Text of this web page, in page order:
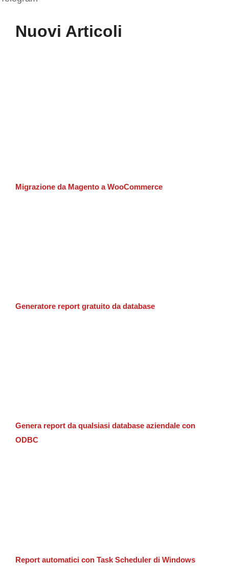
Nuovi Articoli
Migrazione da Magento a WooCommerce
Generatore report gratuito da database
Genera report da qualsiasi database aziendale con
ODBC
Report automatici con Task Scheduler di Windows